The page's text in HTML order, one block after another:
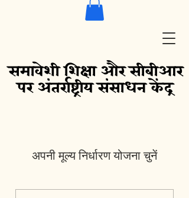
समावेशी शिक्षा और सीबीआर
पर अंतर्राष्ट्रीय संसाधन केंद्र
अपनी मूल्य निर्धारण योजना चुनें